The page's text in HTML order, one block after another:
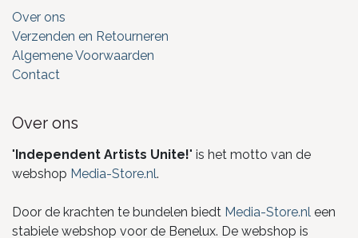
Over ons
Verzenden en Retourneren
Algemene Voorwaarden
Contact
Over ons
"Independent Artists Unite!" is het motto van de
webshop Media-Store.nl.
Door de krachten te bundelen biedt Media-Store.nl een
stabiele webshop voor de Benelux. De webshop is